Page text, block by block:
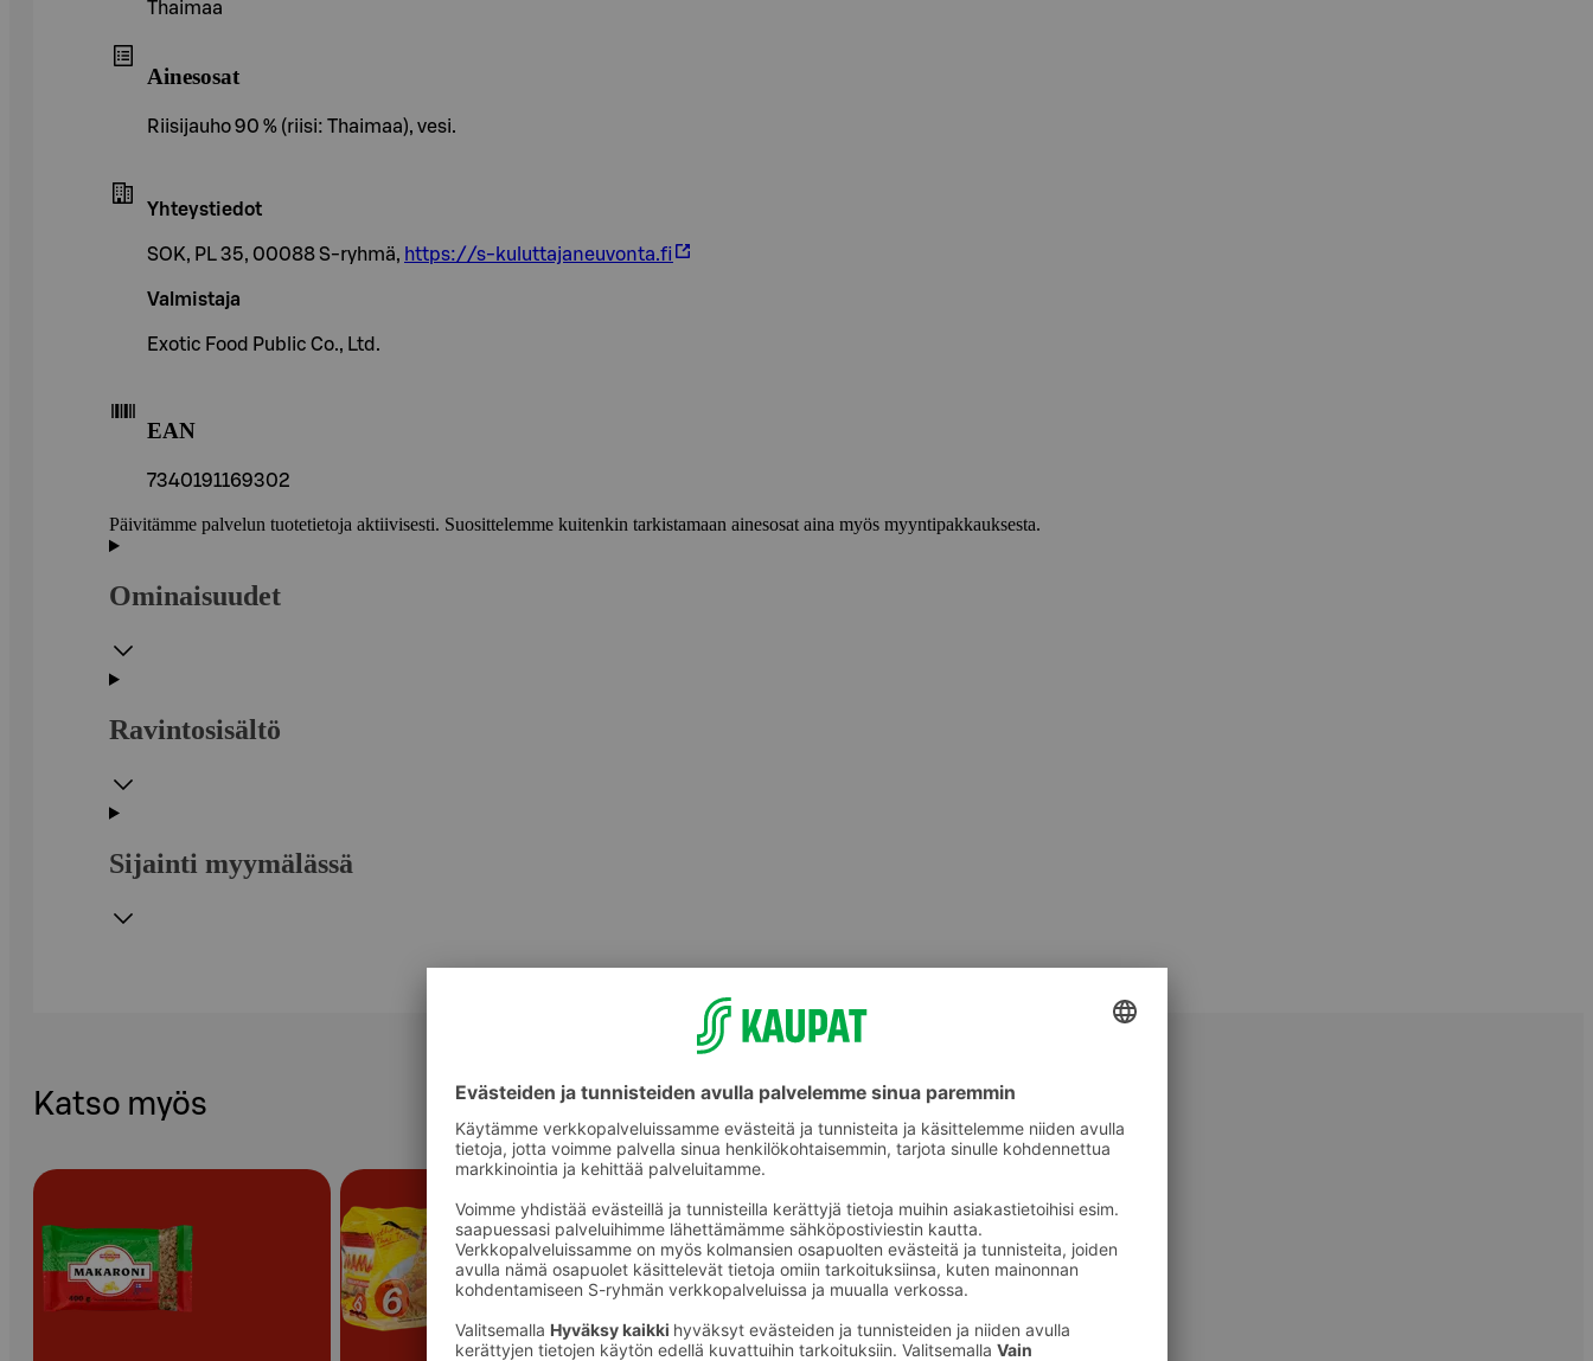
Thaimaa
Ainesosat
Riisijauho 90 % (riisi: Thaimaa), vesi.
Yhteystiedot
SOK, PL 35, 00088 S-ryhmä, https://s-kuluttajaneuvonta.fi
Valmistaja
Exotic Food Public Co., Ltd.
EAN
7340191169302
Päivitämme palvelun tuotetietoja aktiivisesti. Suosittelemme kuitenkin tarkistamaan ainesosat aina myös myyntipakkauksesta.
Ominaisuudet
Ravintosisältö
Sijainti myymälässä
Katso myös